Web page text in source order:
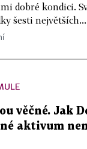
dobré kondici.
šesti největších...
věčné. Jak
aktivum